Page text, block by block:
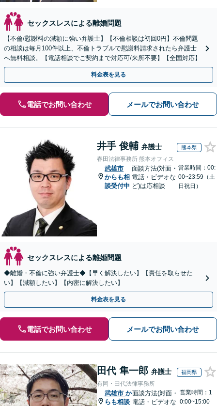
セックスレスによる離婚問題
【不倫/慰謝料の減額に強い弁護士】【不倫相談は初回0円】不倫問題
の相談は毎月100件以上、不倫トラブルで慰謝料請求されたら弁護士
へ無料相談。【電話相談でご契約まで対応可/来所不要】【全国対応】
料金表を見る
電話でお問い合わせ メールでお問い合わせ
井手 俊輔 弁護士 熊本県
春田法律事務所 熊本オフィス
武雄市
からも相
談受付中
面談方法(対面・
電話・ビデオな
ど)は応相談
営業時間：00:
00~23:59（土
日祝日）
セックスレスによる離婚問題
◆離婚・不倫に強い弁護士◆【早く解決したい】【責任を取らせた
い】【減額したい】【内密に解決したい】
料金表を見る
電話でお問い合わせ メールでお問い合わせ
田代 隼一郎 弁護士 福岡県
有岡・田代法律事務所
武雄市 か
らも相談
面談方法(対面・
電話・ビデオな
営業時間：1
0:00~15:00